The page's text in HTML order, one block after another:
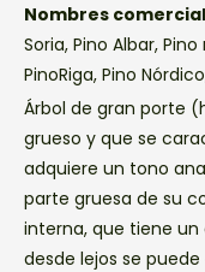
Nombres
Soria, Pino Albar,
PinoRiga, Pino
Árbol de gran porte
grueso y que se
adquiere un tono
parte gruesa de su
interna, que tiene
desde lejos se